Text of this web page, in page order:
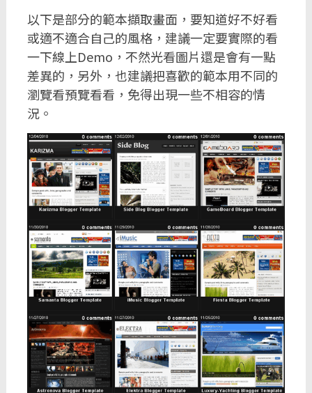
以下是部分的範本擷取畫面，要知道好不好看
或適不適合自己的風格，建議一定要實際的看
一下線上Demo，不然光看圖片還是會有一點
差異的，另外，也建議把喜歡的範本用不同的
瀏覽看預覽看看，免得出現一些不相容的情
況。